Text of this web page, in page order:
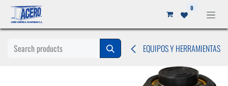
Ir al contenido 0
EQUIPOS Y HERRAMIENTAS